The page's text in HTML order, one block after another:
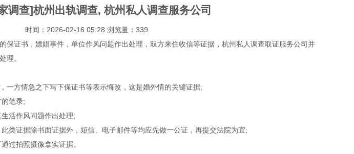
调查]杭州出轨调查, 杭州私人调查服务公司
时间：2026-02-16 05:28 浏览量：339
保证书，嫖娼事件，单位作风问题作出处理，双方来住收信等证据，杭州私人调查取证服务公司并
理。
方情急之下写下保证书等表示悔改，这是婚外情的关键证据;
笔录;
活作风问题作出处理;
证据除书面证据外，短信、电子邮件等均应先做一公证，再提交法院为宜;
拍照摄像拿实证据。